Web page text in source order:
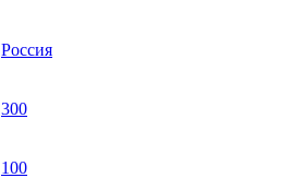
Россия
300
100